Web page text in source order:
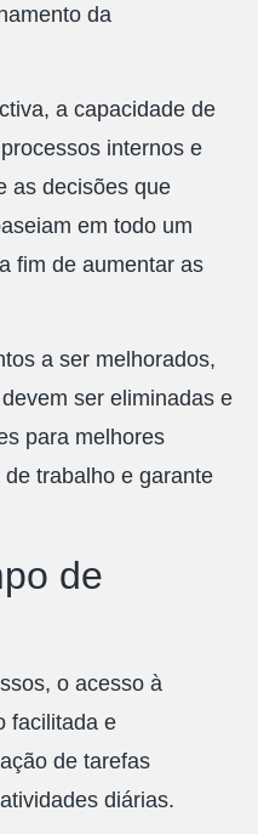
da
a capacidade de
internos e
as decisões que
em todo um
fim de aumentar as
a ser melhorados,
ser eliminadas e
para melhores
trabalho e garante
de
o acesso à
facilitada e
de tarefas
diárias.